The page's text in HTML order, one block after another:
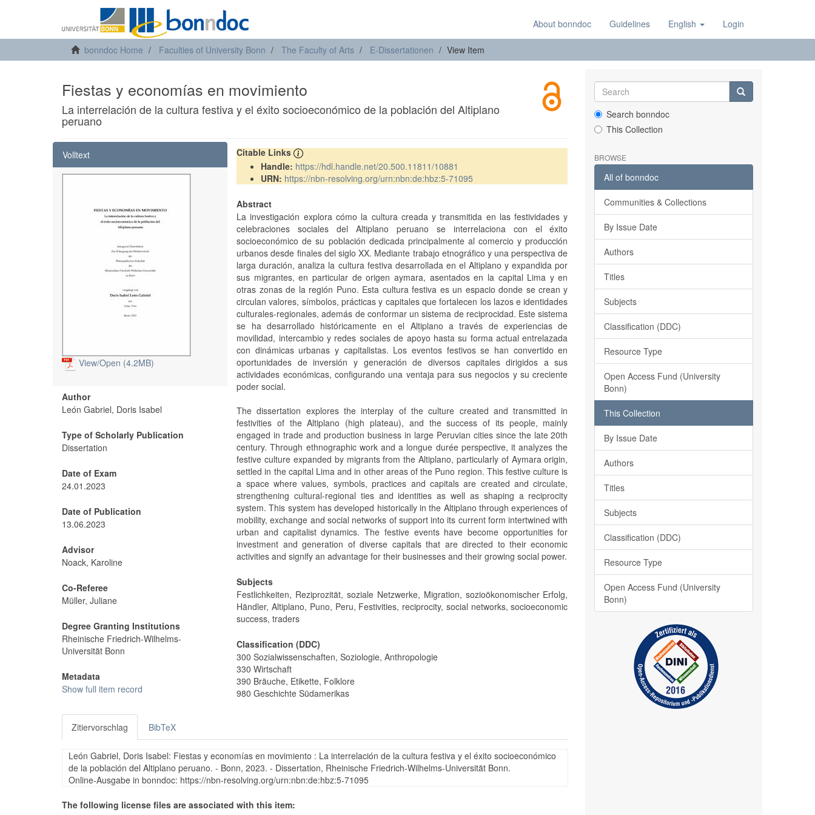
About bonndoc Guidelines English Login
bonndoc Home Faculties of University Bonn The Faculty of Arts E-Dissertationen View Item
Fiestas y economías en movimiento
La interrelación de la cultura festiva y el éxito socioeconómico de la población del Altiplano
peruano
Volltext
View/Open (4.2MB)
Author
León Gabriel, Doris Isabel
Type of Scholarly Publication
Dissertation
Date of Exam
24.01.2023
Date of Publication
13.06.2023
Advisor
Noack, Karoline
Co-Referee
Müller, Juliane
Degree Granting Institutions
Rheinische Friedrich-Wilhelms-
Universität Bonn
Metadata
Show full item record
Citable Links
Handle: https://hdl.handle.net/20.500.11811/10881
URN: https://nbn-resolving.org/urn:nbn:de:hbz:5-71095
Abstract
La investigación explora cómo la cultura creada y transmitida en las festividades y
celebraciones sociales del Altiplano peruano se interrelaciona con el éxito
socioeconómico de su población dedicada principalmente al comercio y producción
urbanos desde finales del siglo XX. Mediante trabajo etnográfico y una perspectiva de
larga duración, analiza la cultura festiva desarrollada en el Altiplano y expandida por
sus migrantes, en particular de origen aymara, asentados en la capital Lima y en
otras zonas de la región Puno. Esta cultura festiva es un espacio donde se crean y
circulan valores, símbolos, prácticas y capitales que fortalecen los lazos e identidades
culturales-regionales, además de conformar un sistema de reciprocidad. Este sistema
se ha desarrollado históricamente en el Altiplano a través de experiencias de
movilidad, intercambio y redes sociales de apoyo hasta su forma actual entrelazada
con dinámicas urbanas y capitalistas. Los eventos festivos se han convertido en
oportunidades de inversión y generación de diversos capitales dirigidos a sus
actividades económicas, configurando una ventaja para sus negocios y su creciente
poder social.
The dissertation explores the interplay of the culture created and transmitted in
festivities of the Altiplano (high plateau), and the success of its people, mainly
engaged in trade and production business in large Peruvian cities since the late 20th
century. Through ethnographic work and a longue durée perspective, it analyzes the
festive culture expanded by migrants from the Altiplano, particularly of Aymara origin,
settled in the capital Lima and in other areas of the Puno region. This festive culture is
a space where values, symbols, practices and capitals are created and circulate,
strengthening cultural-regional ties and identities as well as shaping a reciprocity
system. This system has developed historically in the Altiplano through experiences of
mobility, exchange and social networks of support into its current form intertwined with
urban and capitalist dynamics. The festive events have become opportunities for
investment and generation of diverse capitals that are directed to their economic
activities and signify an advantage for their businesses and their growing social power.
Subjects
Festlichkeiten, Reziprozität, soziale Netzwerke, Migration, sozioökonomischer Erfolg,
Händler, Altiplano, Puno, Peru, Festivities, reciprocity, social networks, socioeconomic
success, traders
Classification (DDC)
300 Sozialwissenschaften, Soziologie, Anthropologie
330 Wirtschaft
390 Bräuche, Etikette, Folklore
980 Geschichte Südamerikas
Zitiervorschlag BibTeX
León Gabriel, Doris Isabel: Fiestas y economías en movimiento : La interrelación de la cultura festiva y el éxito socioeconómico
de la población del Altiplano peruano. - Bonn, 2023. - Dissertation, Rheinische Friedrich-Wilhelms-Universität Bonn.
Online-Ausgabe in bonndoc: https://nbn-resolving.org/urn:nbn:de:hbz:5-71095
The following license files are associated with this item:
Search bonndoc
This Collection
BROWSE
All of bonndoc
Communities & Collections
By Issue Date
Authors
Titles
Subjects
Classification (DDC)
Resource Type
Open Access Fund (University
Bonn)
This Collection
By Issue Date
Authors
Titles
Subjects
Classification (DDC)
Resource Type
Open Access Fund (University
Bonn)